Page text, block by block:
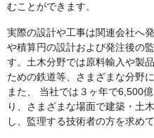
むことができます。
実際の設計や工事は関連会社へ
や積算円の設計および発注後の
す。土木分野では原料輸入や製
ための鉄道等、さまざまな分野
また、 当社では３ヶ年で6,500
り、さまざまな場面で建築・土
し、監理する技術者の方を求め